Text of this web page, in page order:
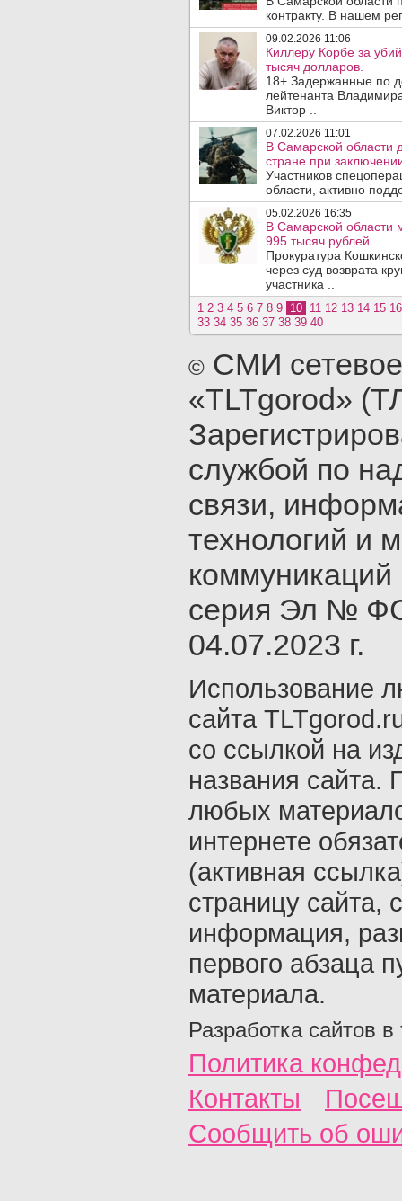
контракту. В нашем
09.02.2026 11:06
Киллеру Корбе за
тысяч долларов.
18+ Задержанные по
лейтенанта
Виктор ..
07.02.2026 11:01
В Самарской области
стране при
Участников
области, активно
05.02.2026 16:35
В Самарской области
995 тысяч рублей.
Прокуратура
через суд возврата
участника ..
1 2 3 4 5 6 7 8 9 10 11 12 13 14 15 16
33 34 35 36 37 38 39 40
© СМИ
«TLTgorod»
службой по
связи,
технологий и
серия Эл №
04.07.2023 г.
Использование
сайта
со ссылкой на
названия сайта.
любых
интернете
(активная
страницу сайта,
информация,
первого абзаца
материала.
Разработка сайтов в
Политика
Контакты
Сообщить об